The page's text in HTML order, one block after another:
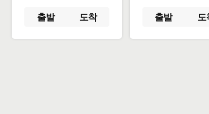
출발 도착 출발 도